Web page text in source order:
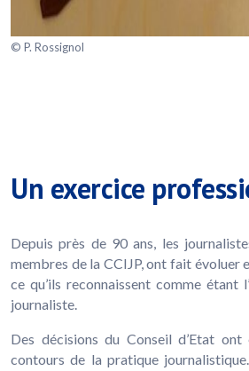
© P. Rossignol
Un exercice
Depuis près de 90 ans, les
membres de la CCIJP, ont fait évoluer
ce qu’ils reconnaissent comme étant
journaliste.
Des décisions du Conseil d’Etat ont
contours de la pratique